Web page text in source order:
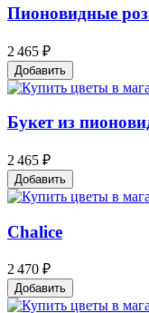
Пионовидные
2 465 ₽
Добавить
Букет из
2 465 ₽
Добавить
Chalice
2 470 ₽
Добавить